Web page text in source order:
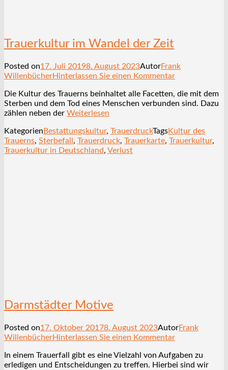
Trauerkultur im Wandel der Zeit
Posted on17. Juli 20198. August 2023AutorFrank
WillenbücherHinterlassen Sie einen Kommentar
Die Kultur des Trauerns beinhaltet alle Facetten, die mit dem
Sterben und dem Tod eines Menschen verbunden sind. Dazu
zählen neben der Weiterlesen
KategorienBestattungskultur, TrauerdruckTagsKultur des
Trauerns, Sterbefall, Trauerdruck, Trauerkarte, Trauerkultur,
Trauerkultur in Deutschland, Verlust
Darmstädter Motive
Posted on17. Oktober 20178. August 2023AutorFrank
WillenbücherHinterlassen Sie einen Kommentar
In einem Trauerfall gibt es eine Vielzahl von Aufgaben zu
erledigen und Entscheidungen zu treffen. Hierbei sind wir